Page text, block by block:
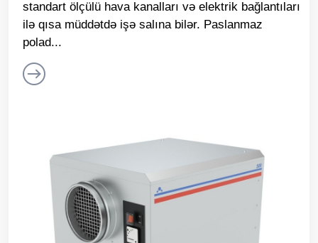
standart ölçülü hava kanalları və elektrik bağlantıları
ilə qısa müddətdə işə salına bilər. Paslanmaz
polad...